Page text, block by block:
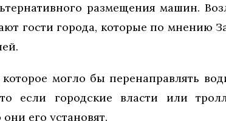
размещения машин.
гости города, которые по мнению
могло бы перенаправлять
если городские власти или
его установят.